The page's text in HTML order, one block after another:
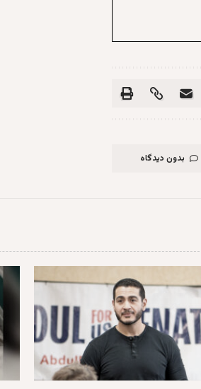
بدون دیدگاه